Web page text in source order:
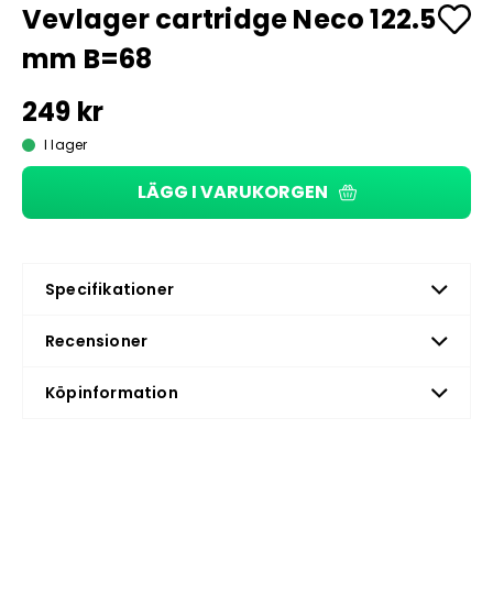
Vevlager cartridge Neco 122.5
mm B=68
249 kr
I lager
LÄGG I VARUKORGEN
Specifikationer
Recensioner
Köpinformation